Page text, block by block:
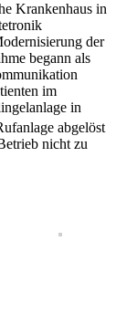
Krankenhaus in
der
begann als
im
in
abgelöst
nicht zu